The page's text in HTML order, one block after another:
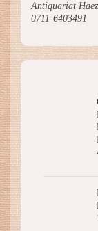
Antiquariat
0711-6403491